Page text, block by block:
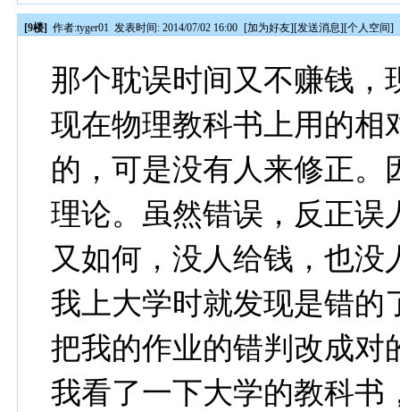
[9楼] 作者:tyger01 发表时间: 2014/07/02 16:00 [加为好友][发送消息][个人空间]
那个耽误时间又不赚钱，
现在物理教科书上用的相
的，可是没有人来修正。
理论。虽然错误，反正误
又如何，没人给钱，也没
我上大学时就发现是错的
把我的作业的错判改成对
我看了一下大学的教科书